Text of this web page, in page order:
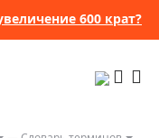
600 крат?